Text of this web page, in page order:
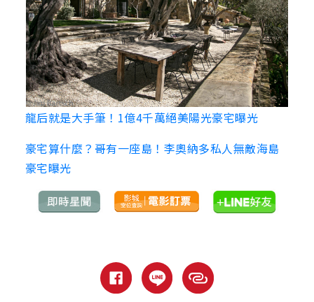
龍后就是大手筆！1億4千萬絕美陽光豪宅曝光
豪宅算什麼？哥有一座島！李奧納多私人無敵海島
豪宅曝光